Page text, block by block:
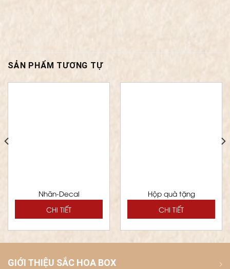
SẢN PHẨM TƯƠNG TỰ
Nhãn-Decal
CHI TIẾT
Hộp quà tặng
CHI TIẾT
GIỚI THIỆU SẮC HOA BOX